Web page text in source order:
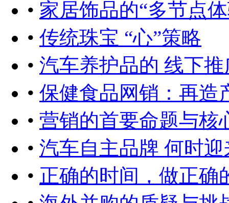
• 家居饰品的“多节点
• 传统珠宝 “心”策略
• 汽车养护品的 线下
• 保健食品网销：再造
• 营销的首要命题与核
• 汽车自主品牌 何时
• 正确的时间，做正确